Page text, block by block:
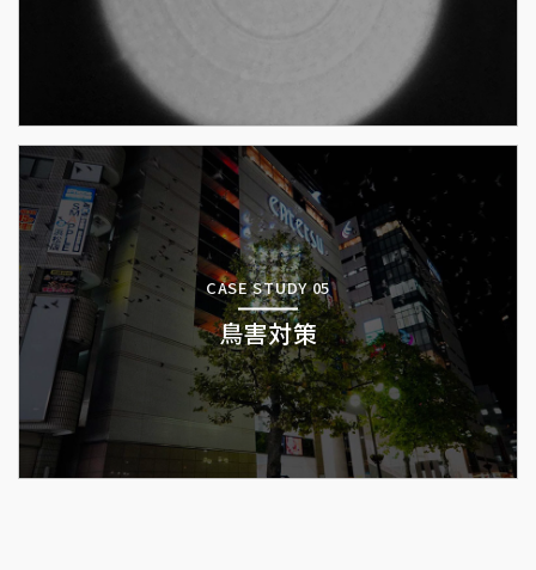
CASE STUDY 05
鳥害対策